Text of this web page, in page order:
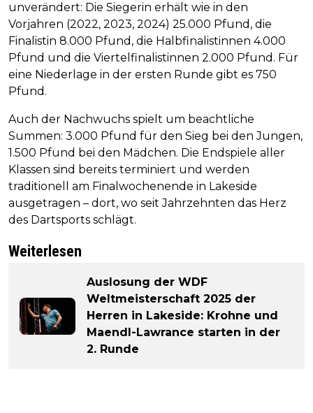
unverändert: Die Siegerin erhält wie in den
Vorjahren (2022, 2023, 2024) 25.000 Pfund, die
Finalistin 8.000 Pfund, die Halbfinalistinnen 4.000
Pfund und die Viertelfinalistinnen 2.000 Pfund. Für
eine Niederlage in der ersten Runde gibt es 750
Pfund.
Auch der Nachwuchs spielt um beachtliche
Summen: 3.000 Pfund für den Sieg bei den Jungen,
1.500 Pfund bei den Mädchen. Die Endspiele aller
Klassen sind bereits terminiert und werden
traditionell am Finalwochenende in Lakeside
ausgetragen – dort, wo seit Jahrzehnten das Herz
des Dartsports schlägt.
Weiterlesen
Auslosung der WDF
Weltmeisterschaft 2025 der
Herren in Lakeside: Krohne und
Maendl-Lawrance starten in der
2. Runde